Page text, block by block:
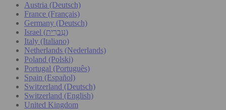
Austria (Deutsch)
France (Français)
Germany (Deutsch)
Israel (עִברִית)
Italy (Italiano)
Netherlands (Nederlands)
Poland (Polski)
Portugal (Português)
Spain (Español)
Switzerland (Deutsch)
Switzerland (English)
United Kingdom